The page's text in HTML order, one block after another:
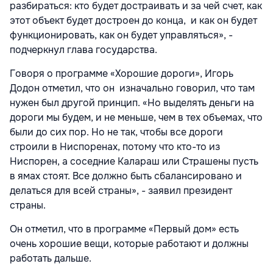
разбираться: кто будет достраивать и за чей счет, как
этот объект будет достроен до конца, и как он будет
функционировать, как он будет управляться», -
подчеркнул глава государства.
Говоря о программе «Хорошие дороги», Игорь
Додон отметил, что он изначально говорил, что там
нужен был другой принцип. «Но выделять деньги на
дороги мы будем, и не меньше, чем в тех объемах, что
были до сих пор. Но не так, чтобы все дороги
строили в Ниспоренах, потому что кто-то из
Ниспорен, а соседние Калараш или Страшены пусть
в ямах стоят. Все должно быть сбалансировано и
делаться для всей страны», - заявил президент
страны.
Он отметил, что в программе «Первый дом» есть
очень хорошие вещи, которые работают и должны
работать дальше.